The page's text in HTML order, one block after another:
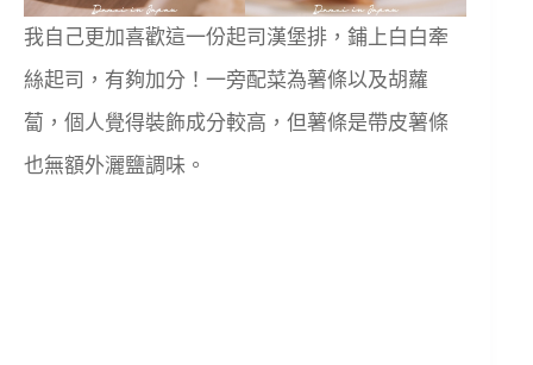
我自己更加喜歡這一份起司漢堡排，鋪上白白牽
絲起司，有夠加分！一旁配菜為薯條以及胡蘿
蔔，個人覺得裝飾成分較高，但薯條是帶皮薯條
也無額外灑鹽調味。